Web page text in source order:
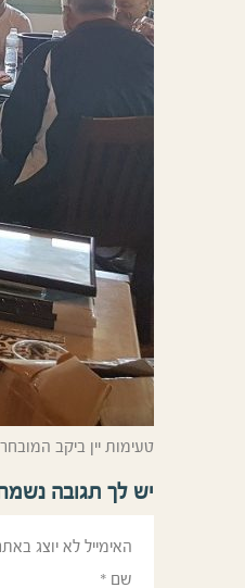
טעימות יין ביקב
יש לך תגובה
האימייל לא יוצג
שם *